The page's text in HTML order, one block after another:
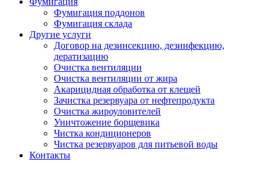
Фумигация поддонов
Фумигация склада
Другие услуги
Договор на дезинсекцию, дезинфекцию,
дератизацию
Очистка вентиляции
Очистка вентиляции от жира
Акарицидная обработка от клещей
Зачистка резервуара от нефтепродукта
Очистка жироуловителей
Уничтожение борщевика
Чистка кондиционеров
Чистка резервуаров для питьевой воды
Контакты